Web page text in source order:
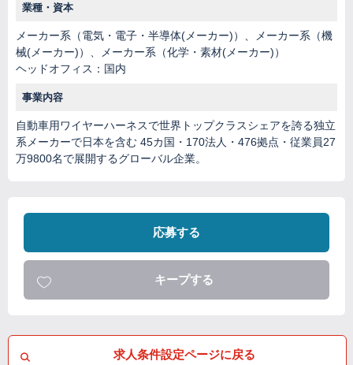
業種・資本
メーカー系（電気・電子・半導体(メーカー)）、メーカー系（機
械(メーカー)）、メーカー系（化学・素材(メーカー)）
ヘッドオフィス：国内
事業内容
自動車用ワイヤーハーネスで世界トップクラスシェアを誇る独立
系メーカーで日本を含む 45カ国・170法人・476拠点・従業員27
万9800名で展開するグローバル企業。
応募する
キープする
求人条件設定ページに戻る